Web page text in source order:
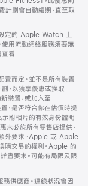
計劃會自動續期，直至取
定的 Apple Watch 上
以
啟)
使用流動網絡服務須要無
查看
置而定。並不是所有裝置
，以獲享優惠或換取
裝置，或加入至
，是否符合你在估價時提
示附相片的有效身份證明
未必於所有零售店提供，
外要求。Apple 或 Apple
購交易的權利。Apple 的
盡要求。可能有局限及限
供應商。連線狀況會因